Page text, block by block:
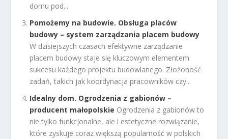
domu pod...
Pomożemy na budowie. Obsługa placów
budowy – system zarządzania placem budowy
W dzisiejszych czasach efektywne zarządzanie
placem budowy staje się kluczowym elementem
sukcesu każdego projektu budowlanego. Złożoność
zadań, takich jak koordynacja pracowników czy...
Idealny dom. Ogrodzenia z gabionów –
producent małopolskie Ogrodzenia z gabionów to
nie tylko funkcjonalne, ale i estetyczne rozwiązanie,
które zyskuje coraz większą popularność w polskich